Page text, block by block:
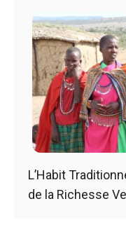
L’Habit
de la Richesse